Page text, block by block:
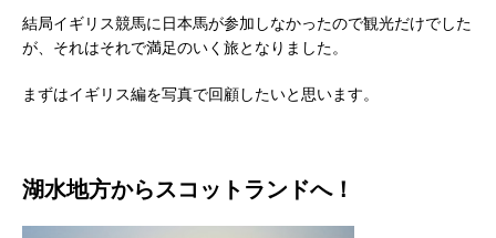
結局イギリス競馬に日本馬が参加しなかったので観光だけでした
が、それはそれで満足のいく旅となりました。
まずはイギリス編を写真で回顧したいと思います。
湖水地方からスコットランドへ！